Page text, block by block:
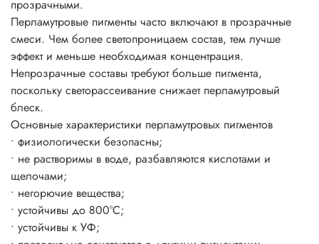
Блеск цвет и эффекты появляется уже при 3-5%-ном
использовании пигмента от общей массы рабочего
состава.
прозрачными.
Перламутровые пигменты часто включают в прозрачные
смеси. Чем более светопроницаем состав, тем лучше
эффект и меньше необходимая концентрация.
Непрозрачные составы требуют больше пигмента,
поскольку светорассеивание снижает перламутровый
блеск.
Основные характеристики перламутровых пигментов
• физиологически безопасны;
• не растворимы в воде, разбавляются кислотами и
щелочами;
• негорючие вещества;
• устойчивы до 800°C;
• устойчивы к УФ;